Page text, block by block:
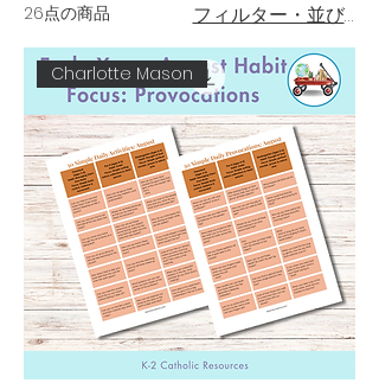
26点の商品 フィルター・並び替え
Charlotte Mason